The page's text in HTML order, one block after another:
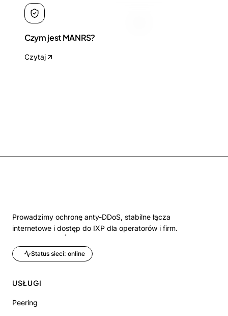
Czym jest MANRS?
Czytaj
Prowadzimy ochronę anty-DDoS, stabilne łącza
internetowe i dostęp do IXP dla operatorów i firm.
Status sieci: online
USŁUGI
Peering